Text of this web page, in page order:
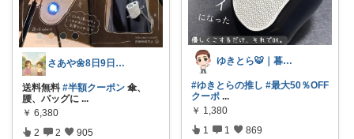
さあや🌼8日9日有難うございます
送料無料 #半額クーポン 傘、
腰、バッグに ...
￥ 6,380
2 2 905
ゆきとら🐯｜暮らしをラクにしたいパパ
#ゆきとらの推し #最大50％OFF
クーポ ...
￥ 1,380
1 1 869